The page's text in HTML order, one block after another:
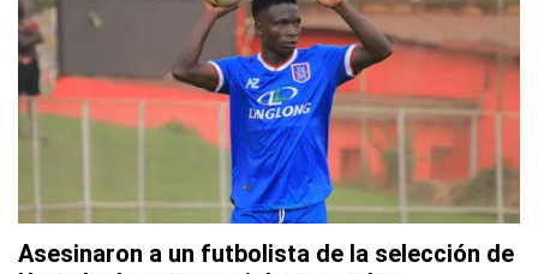
Asesinaron a un futbolista de la selección de